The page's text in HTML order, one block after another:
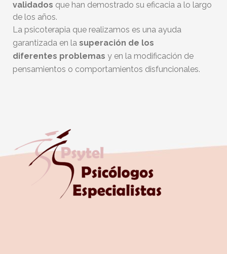
validados que han demostrado su eficacia a lo largo
de los años.
La psicoterapia que realizamos es una ayuda
garantizada en la superación de los
diferentes problemas y en la modificación de
pensamientos o comportamientos disfuncionales.